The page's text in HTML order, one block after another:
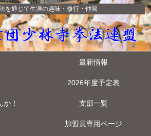
を通じて生涯の趣味・修行・仲間
最新情報
2026年度予定表
！ 支部一覧
加盟員専用ページ